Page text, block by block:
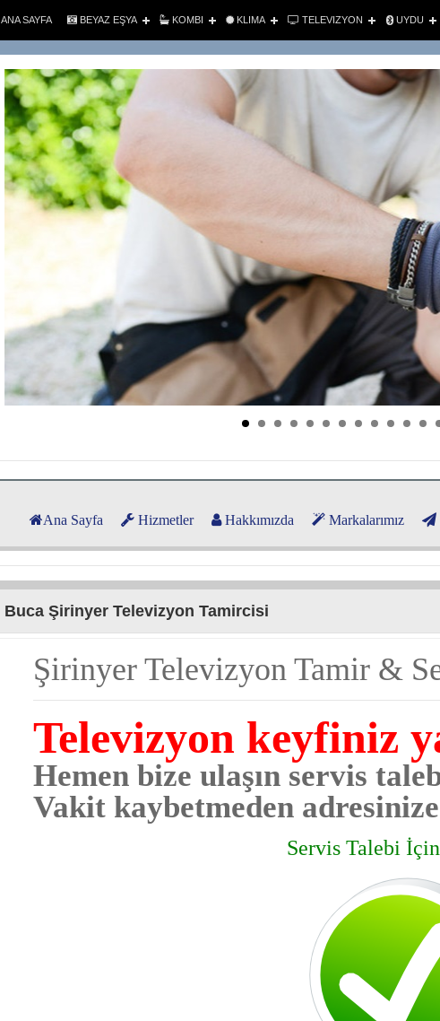
ANA SAYFA BEYAZ EŞYA KOMBI KLIMA TELEVIZYON UYDU
Ana Sayfa Hizmetler Hakkımızda Markalarımız
Buca Şirinyer Televizyon Tamircisi
Şirinyer Televizyon Tamir &
Televizyon keyfiniz
Hemen bize ulaşın servis
Vakit kaybetmeden
Servis Talebi